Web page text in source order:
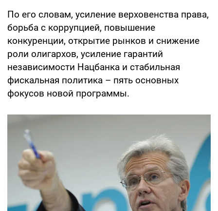
По его словам, усиление верховенства права,
борьба с коррупцией, повышение
конкуренции, открытие рынков и снижение
роли олигархов, усиление гарантий
независимости Нацбанка и стабильная
фискальная политика – пять основных
фокусов новой программы.